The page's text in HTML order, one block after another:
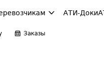
АТИ-Доки
Заказы